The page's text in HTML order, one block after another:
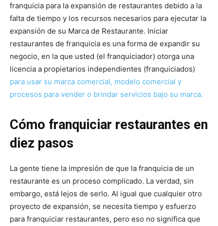
franquicia para la expansión de restaurantes debido a la
falta de tiempo y los recursos necesarios para ejecutar la
expansión de su Marca de Restaurante. Iniciar
restaurantes de franquicia es una forma de expandir su
negocio, en la que usted (el franquiciador) otorga una
licencia a propietarios independientes (franquiciados)
para usar su marca comercial, modelo comercial y
procesos para vender o brindar servicios bajo su marca.
Cómo franquiciar restaurantes en
diez pasos
La gente tiene la impresión de que la franquicia de un
restaurante es un proceso complicado. La verdad, sin
embargo, está lejos de serlo. Al igual que cualquier otro
proyecto de expansión, se necesita tiempo y esfuerzo
para franquiciar restaurantes, pero eso no significa que